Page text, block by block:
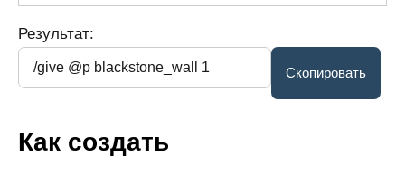
Результат:
Как создать